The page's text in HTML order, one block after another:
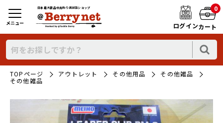
日本最大新品中古釣り具WEBショップ
ログイン
0
カート
メニュー
TOPページ アウトレット その他用品
その他雑品
その他雑品